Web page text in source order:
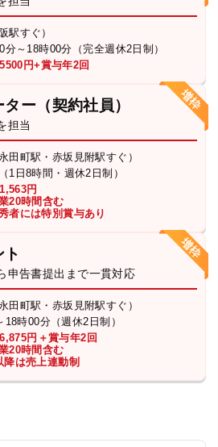
駅すぐ）
分～18時00分（完全週休2日制）
円+賞与年2回
ー（契約社員）
担当
田町駅・赤坂見附駅すぐ）
1日8時間・週休2日制）
円
20時間含む
者には特別賞与あり
申告書提出まで一貫対応
田町駅・赤坂見附駅すぐ）
18時00分（週休2日制）
円＋賞与年2回
20時間含む
は売上連動制
ー
受賞 定義集 動画集